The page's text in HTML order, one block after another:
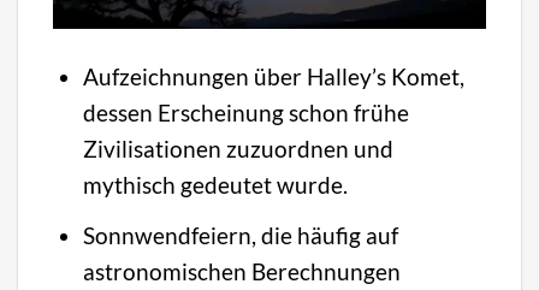
Aufzeichnungen über Halley’s Komet,
dessen Erscheinung schon frühe
Zivilisationen zuzuordnen und
mythisch gedeutet wurde.
Sonnwendfeiern, die häufig auf
astronomischen Berechnungen